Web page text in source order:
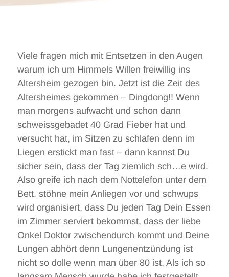
Viele fragen mich mit Entsetzen in den Augen
warum ich um Himmels Willen freiwillig ins
Altersheim gezogen bin. Jetzt ist die Zeit des
Altersheimes gekommen – Dingdong!! Wenn
man morgens aufwacht und schon dann
schweissgebadet 40 Grad Fieber hat und
versucht hat, im Sitzen zu schlafen denn im
Liegen erstickt man fast – dann kannst Du
sicher sein, dass der Tag ziemlich sch…e wird.
Also greife ich nach dem Nottelefon unter dem
Bett, stöhne mein Anliegen vor und schwups
wird organisiert, dass Du jeden Tag Dein Essen
im Zimmer serviert bekommst, dass der liebe
Onkel Doktor zwischendurch kommt und Deine
Lungen abhört denn Lungenentzündung ist
nicht so dolle wenn man über 80 ist. Als ich so